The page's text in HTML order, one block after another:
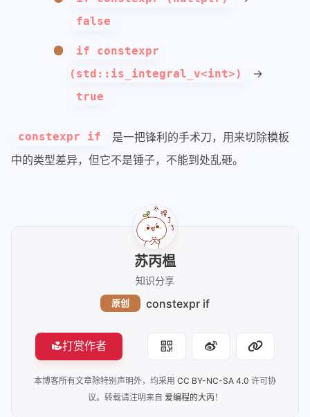
false
if constexpr
(std::is_integral_v<int>)
->
true
constexpr if
是一把锋利的手术刀，用来切除模板
中的类型差异，但它不是锤子，不能到处乱砸。
苏丙榅
知识分享
原创 constexpr if
打赏作者
本博客所有文章除特别声明外，均采用 CC BY-NC-SA 4.0 许可协
议。转载请注明来自 爱编程的大丙！